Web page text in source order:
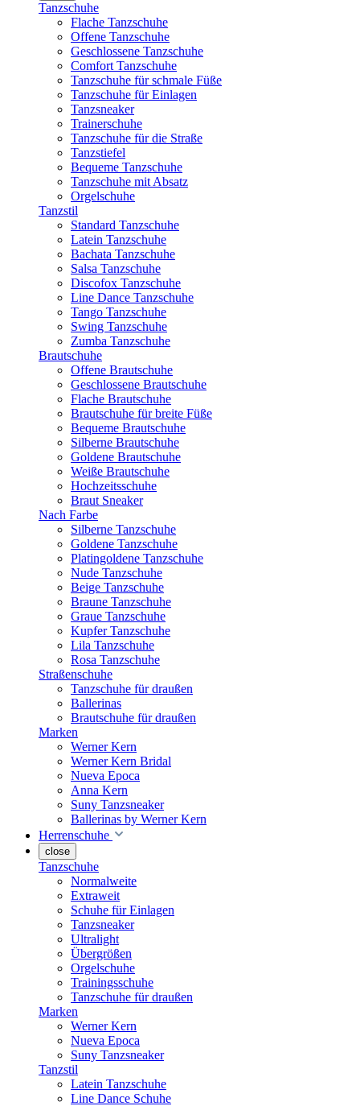
Tanzschuhe
Flache Tanzschuhe
Offene Tanzschuhe
Geschlossene Tanzschuhe
Comfort Tanzschuhe
Tanzschuhe für schmale Füße
Tanzschuhe für Einlagen
Tanzsneaker
Trainerschuhe
Tanzschuhe für die Straße
Tanzstiefel
Bequeme Tanzschuhe
Tanzschuhe mit Absatz
Orgelschuhe
Tanzstil
Standard Tanzschuhe
Latein Tanzschuhe
Bachata Tanzschuhe
Salsa Tanzschuhe
Discofox Tanzschuhe
Line Dance Tanzschuhe
Tango Tanzschuhe
Swing Tanzschuhe
Zumba Tanzschuhe
Brautschuhe
Offene Brautschuhe
Geschlossene Brautschuhe
Flache Brautschuhe
Brautschuhe für breite Füße
Bequeme Brautschuhe
Silberne Brautschuhe
Goldene Brautschuhe
Weiße Brautschuhe
Hochzeitsschuhe
Braut Sneaker
Nach Farbe
Silberne Tanzschuhe
Goldene Tanzschuhe
Platingoldene Tanzschuhe
Nude Tanzschuhe
Beige Tanzschuhe
Braune Tanzschuhe
Graue Tanzschuhe
Kupfer Tanzschuhe
Lila Tanzschuhe
Rosa Tanzschuhe
Straßenschuhe
Tanzschuhe für draußen
Ballerinas
Brautschuhe für draußen
Marken
Werner Kern
Werner Kern Bridal
Nueva Epoca
Anna Kern
Suny Tanzsneaker
Ballerinas by Werner Kern
Herrenschuhe
close
Tanzschuhe
Normalweite
Extraweit
Schuhe für Einlagen
Tanzsneaker
Ultralight
Übergrößen
Orgelschuhe
Trainingsschuhe
Tanzschuhe für draußen
Marken
Werner Kern
Nueva Epoca
Suny Tanzsneaker
Tanzstil
Latein Tanzschuhe
Line Dance Schuhe